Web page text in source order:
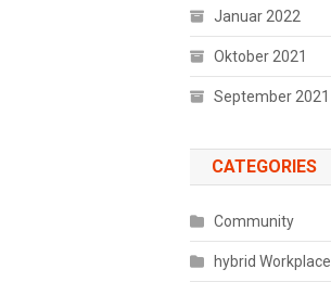
Januar 2022
Oktober 2021
September 2021
CATEGORIES
Community
hybrid Workplace